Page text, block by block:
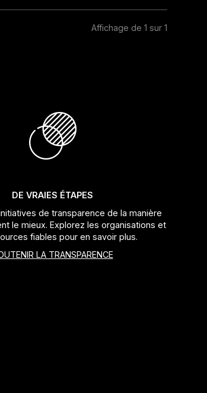
Affichage de 1 sur 1
DE VRAIES ÉTAPES
de transparence de la manière
le mieux. Explorez les organisations et
fiables pour en savoir plus.
LA TRANSPARENCE